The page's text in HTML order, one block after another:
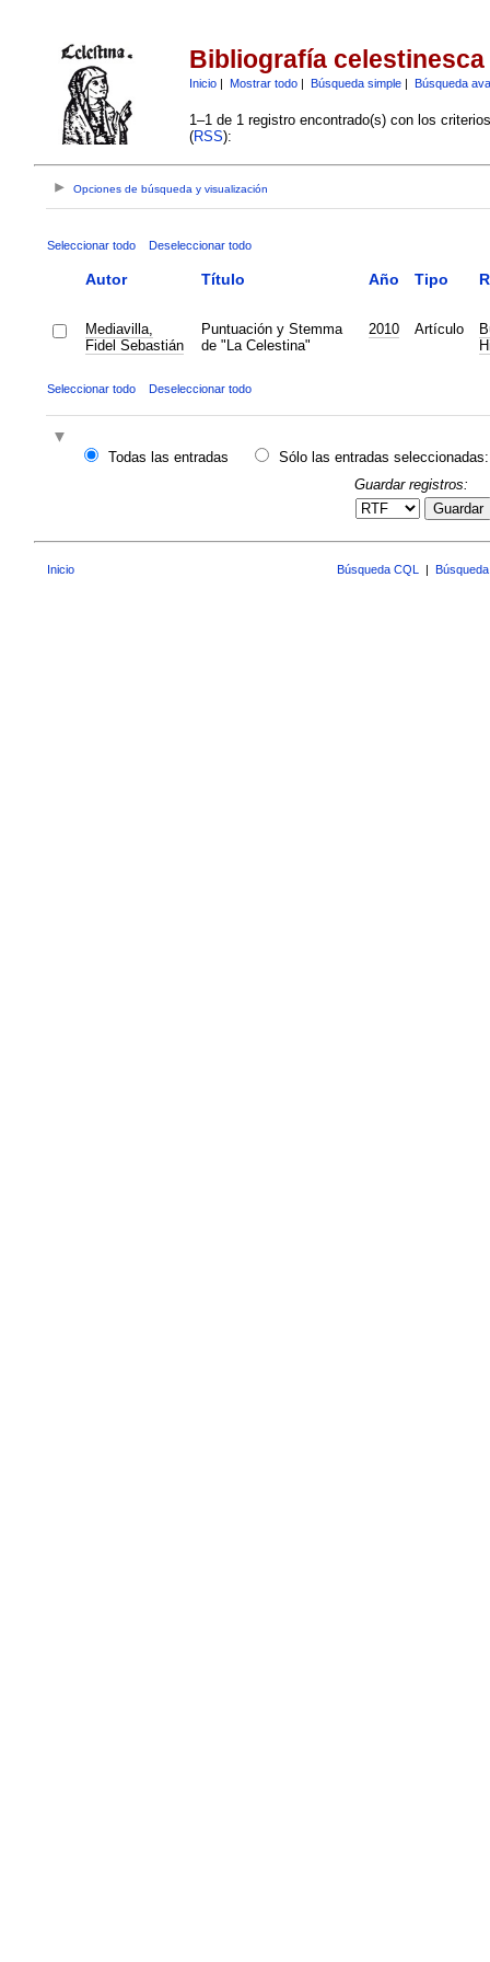
Bibliografía celestinesca
Inicio| Mostrar todo| Búsqueda simple| Búsqueda
1–1 de 1 registro encontrado(s) con los
(RSS):
Opciones de búsqueda y visualización
Seleccionar todo Deseleccionar todo
Autor Título Año Tipo
Mediavilla,
Fidel Sebastián
Puntuación y Stemma
de "La Celestina"
2010 Artículo
Seleccionar todo Deseleccionar todo
Todas las entradas
Sólo las entradas seleccionadas:
Guardar registros:
Guardar
Inicio Búsqueda CQL